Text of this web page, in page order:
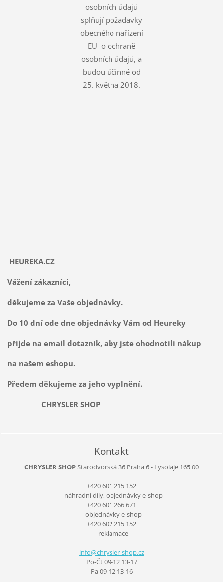
osobních údajů
splňují požadavky
obecného nařízení
EU o ochraně
osobních údajů, a
budou účinné od
25. května 2018.
HEUREKA.CZ
Vážení zákazníci,
děkujeme za Vaše objednávky.
Do 10 dní ode dne objednávky Vám od Heureky
přijde na email dotazník, aby jste ohodnotili nákup
na našem eshopu.
Předem děkujeme za jeho vyplnění.
CHRYSLER SHOP
Kontakt
CHRYSLER SHOPStarodvorská 36 Praha 6 - Lysolaje 165 00
+420 601 215 152
- náhradní díly, objednávky e-shop
+420 601 266 671
- objednávky e-shop
+420 602 215 152
- reklamace
info@chrysler-shop.cz
Po-Čt 09-12 13-17
Pa 09-12 13-16